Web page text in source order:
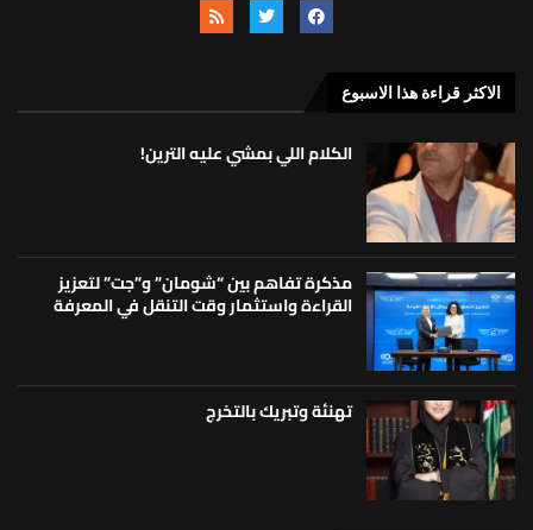
الاكثر قراءة هذا الاسبوع
الكلام اللي بمشي عليه الترين!
مذكرة تفاهم بين “شومان” و”جت” لتعزيز
القراءة واستثمار وقت التنقل في المعرفة
تهنئة وتبريك بالتخرج